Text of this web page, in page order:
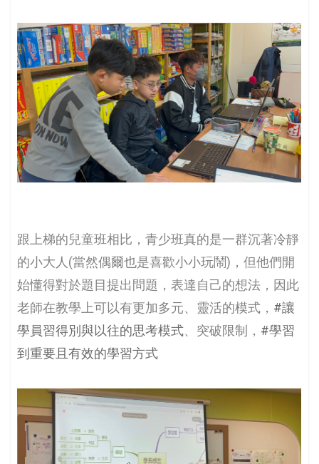
跟上梯的兒童班相比，青少班真的是一群沉著冷靜
的小大人(當然偶爾也是喜歡小小玩鬧)，但他們開
始懂得對於題目提出問題，表達自己的想法，因此
老師在教學上可以有更加多元、靈活的模式， #讓
學員習得別與以往的思考模式、突破限制， #學習
到重要且有效的學習方式